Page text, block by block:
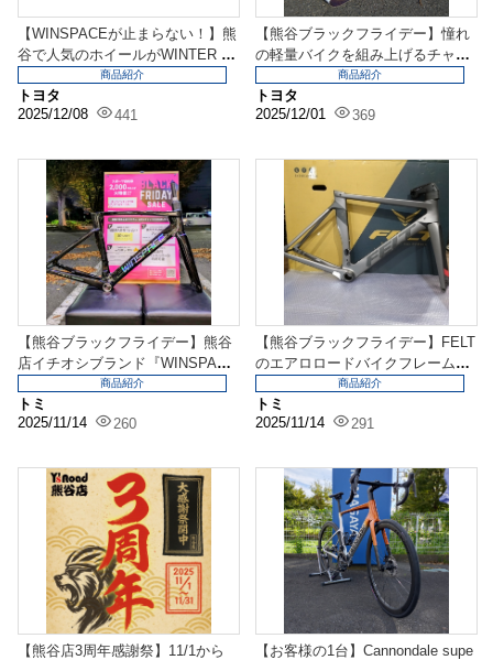
【WINSPACEが止まらない！】熊
谷で人気のホイールがWINTER S
トヨタ
2025/12/08
441
商品紹介
【熊谷ブラックフライデー】憧れ
の軽量バイクを組み上げるチャン
スは来週まで！『WI...
トヨタ
2025/12/01
369
商品紹介
【熊谷ブラックフライデー】熊谷
店イチオシブランド『WINSPAC
E』のフレームセ...
トミ
2025/11/14
260
商品紹介
【熊谷ブラックフライデー】FELT
のエアロロードバイクフレーム！
コンポ載せ換え・...
トミ
2025/11/14
291
商品紹介
【熊谷店3周年感謝祭】11/1から
【お客様の1台】Cannondale supe